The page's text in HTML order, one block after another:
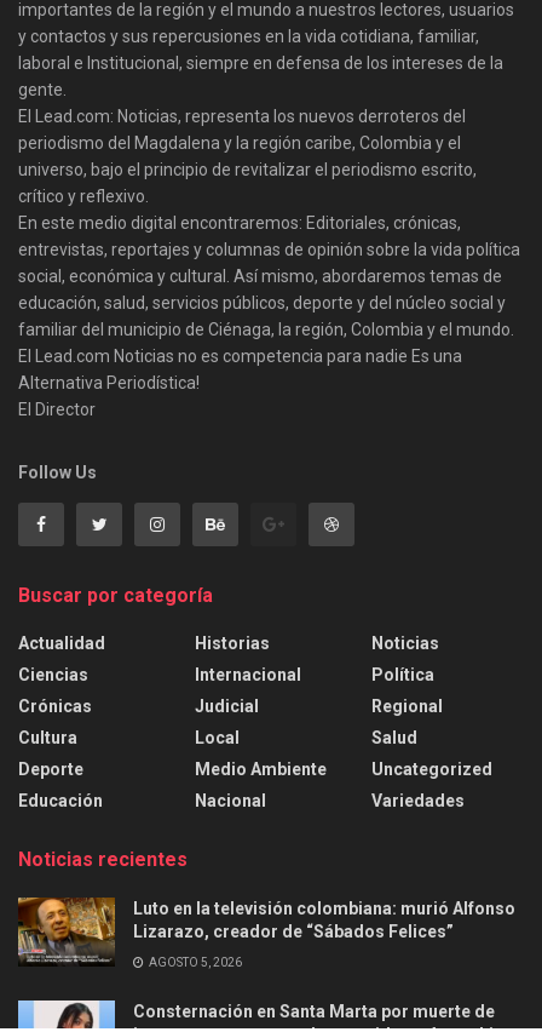
importantes de la región y el mundo a nuestros lectores, usuarios
y contactos y sus repercusiones en la vida cotidiana, familiar,
laboral e Institucional, siempre en defensa de los intereses de la
gente.
El Lead.com: Noticias, representa los nuevos derroteros del
periodismo del Magdalena y la región caribe, Colombia y el
universo, bajo el principio de revitalizar el periodismo escrito,
crítico y reflexivo.
En este medio digital encontraremos: Editoriales, crónicas,
entrevistas, reportajes y columnas de opinión sobre la vida política
social, económica y cultural. Así mismo, abordaremos temas de
educación, salud, servicios públicos, deporte y del núcleo social y
familiar del municipio de Ciénaga, la región, Colombia y el mundo.
El Lead.com Noticias no es competencia para nadie Es una
Alternativa Periodística!
El Director
Follow Us
Buscar por categoría
Actualidad
Ciencias
Crónicas
Cultura
Deporte
Educación
Historias
Internacional
Judicial
Local
Medio Ambiente
Nacional
Noticias
Política
Regional
Salud
Uncategorized
Variedades
Noticias recientes
Luto en la televisión colombiana: murió Alfonso
Lizarazo, creador de “Sábados Felices”
AGOSTO 5, 2026
Consternación en Santa Marta por muerte de